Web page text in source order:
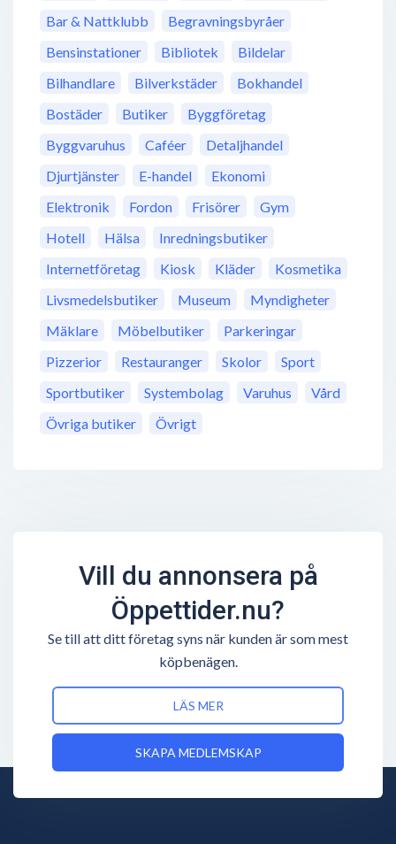
Bar & Nattklubb
Begravningsbyråer
Bensinstationer
Bibliotek
Bildelar
Bilhandlare
Bilverkstäder
Bokhandel
Bostäder
Butiker
Byggföretag
Byggvaruhus
Caféer
Detaljhandel
Djurtjänster
E-handel
Ekonomi
Elektronik
Fordon Frisörer
Gym
Hotell
Hälsa
Inredningsbutiker
Internetföretag
Kiosk Kläder
Kosmetika
Livsmedelsbutiker
Museum
Myndigheter
Mäklare
Möbelbutiker
Parkeringar
Pizzerior
Restauranger Skolor
Sport
Sportbutiker
Systembolag Varuhus
Vård
Övriga butiker
Övrigt
Vill du annonsera på
Öppettider.nu?
Se till att ditt företag syns när kunden är som mest
köpbenägen.
LÄS MER
SKAPA MEDLEMSKAP